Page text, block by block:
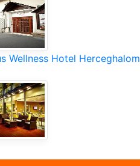
Wellness Hotel Herceghalom